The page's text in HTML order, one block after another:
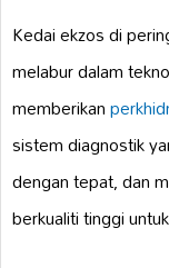
Kedai ekzos di
melabur dalam
memberikan
sistem diagnostik
dengan tepat, dan
berkualiti tinggi